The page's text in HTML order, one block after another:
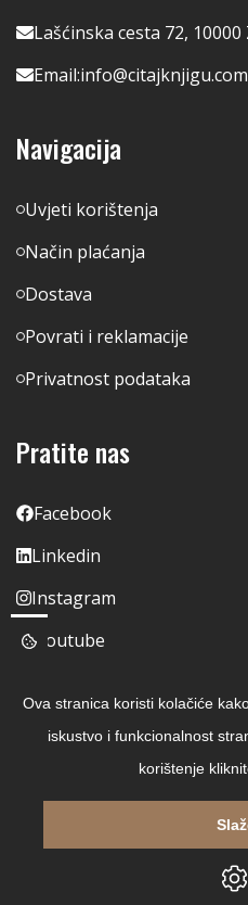
Lašćinska cesta 72,
Email:info@citajknjigu.com
Navigacija
Uvjeti korištenja
Način plaćanja
Dostava
Povrati i reklamacije
Privatnost podataka
Pratite nas
Facebook
Linkedin
Instagram
Youtube
Copyright © 2026 Čitaj Knjigu
Ova stranica koristi kolačiće
iskustvo i funkcionalnost
korištenje